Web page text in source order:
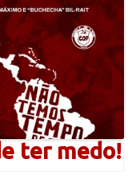
ter medo!